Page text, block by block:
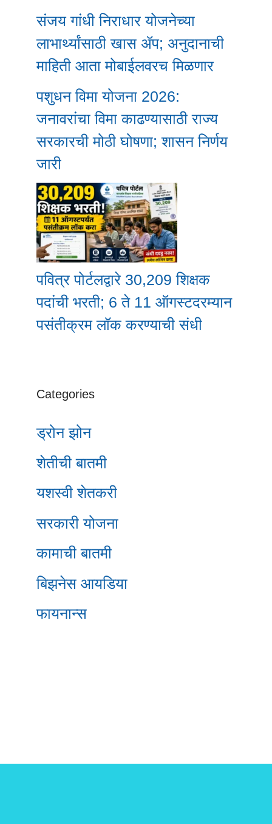
संजय गांधी निराधार योजनेच्या
लाभार्थ्यांसाठी खास ॲप; अनुदानाची
माहिती आता मोबाईलवरच मिळणार
पशुधन विमा योजना 2026:
जनावरांचा विमा काढण्यासाठी राज्य
सरकारची मोठी घोषणा; शासन निर्णय
जारी
पवित्र पोर्टलद्वारे 30,209 शिक्षक
पदांची भरती; 6 ते 11 ऑगस्टदरम्यान
पसंतीक्रम लॉक करण्याची संधी
Categories
ड्रोन झोन
शेतीची बातमी
यशस्वी शेतकरी
सरकारी योजना
कामाची बातमी
बिझनेस आयडिया
फायनान्स